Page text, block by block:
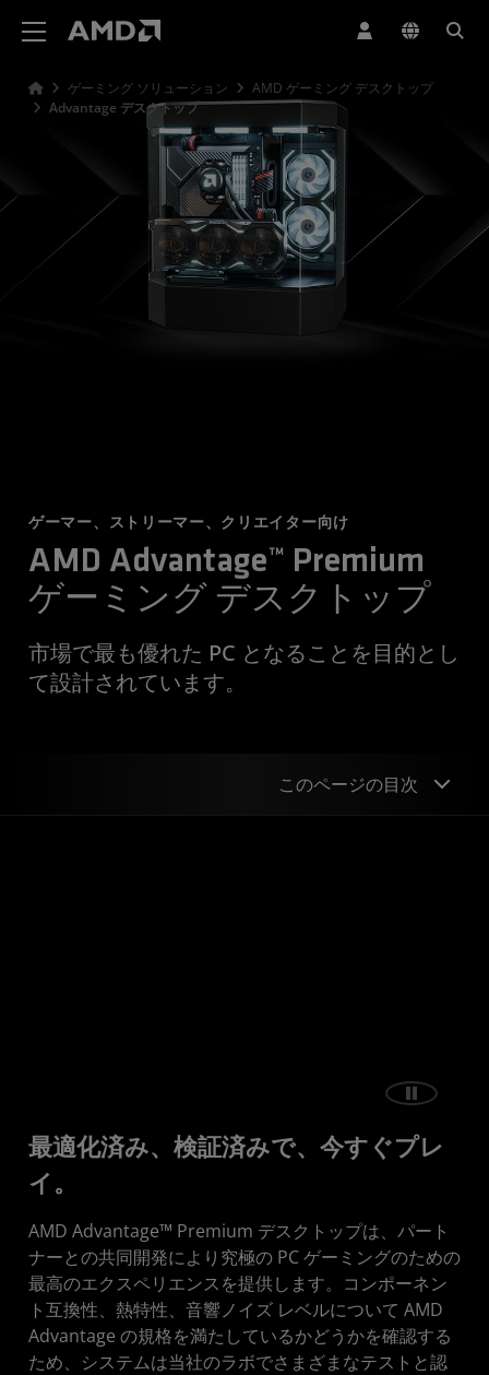
ゲーミング ソリューション
AMD ゲーミング デスクトップ
Advantage デスクトップ
ゲーマー、ストリーマー、クリエイター向け
AMD Advantage™ Premium
ゲーミング デスクトップ
市場で最も優れた PC となることを目的とし
て設計されています。
このページの目次
最適化済み、検証済みで、今すぐプレ
イ。
AMD Advantage™ Premium デスクトップは、パート
ナーとの共同開発により究極の PC ゲーミングのための
最高のエクスペリエンスを提供します。コンポーネン
ト互換性、熱特性、音響ノイズ レベルについて AMD
Advantage の規格を満たしているかどうかを確認する
ため、システムは当社のラボでさまざまなテストと認